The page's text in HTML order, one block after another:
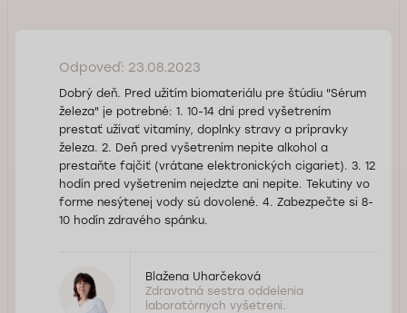
Odpoveď: 23.08.2023
Dobrý deň. Pred užitím biomateriálu pre štúdiu "Sérum
železa" je potrebné: ​​1. 10-14 dní pred vyšetrením
prestať užívať vitamíny, doplnky stravy a prípravky
železa. 2. Deň pred vyšetrením nepite alkohol a
prestaňte fajčiť (vrátane elektronických cigariet). 3. 12
hodín pred vyšetrením nejedzte ani nepite. Tekutiny vo
forme nesýtenej vody sú dovolené. 4. Zabezpečte si 8-
10 hodín zdravého spánku.
Blažena Uharčeková
Zdravotná sestra oddelenia
laboratórnych vyšetrení.